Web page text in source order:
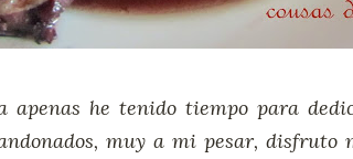
apenas he tenido tiempo para
muy a mi pesar, disfruto